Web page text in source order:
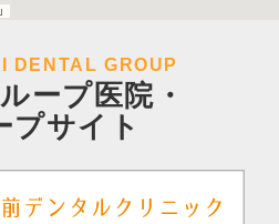
DENTAL GROUP
ープ医院・
プサイト